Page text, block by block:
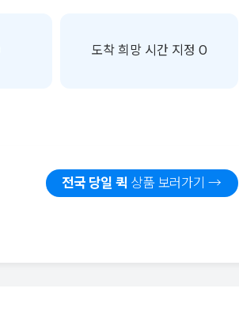
도착 희망 시간 지정 O
전국 당일 퀵 상품 보러가기 →